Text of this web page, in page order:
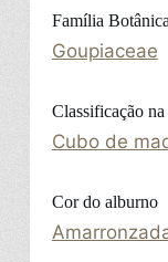
Família Botânica
Goupiaceae
Classificação
Cubo de
Cor do alburno